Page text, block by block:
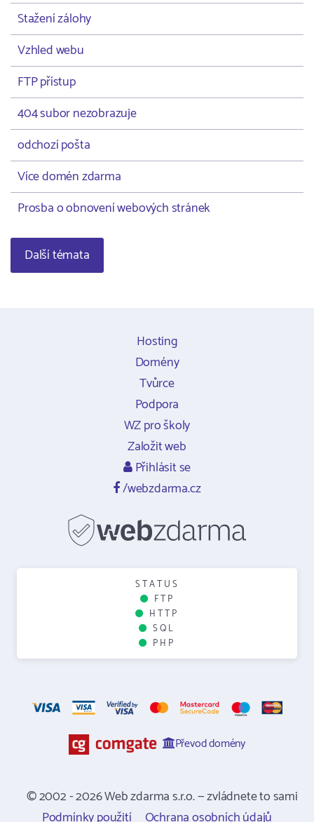
Stažení zálohy
Vzhled webu
FTP přístup
404 subor nezobrazuje
odchozí pošta
Více domén zdarma
Prosba o obnovení webových stránek
Další témata
Hosting
Domény
Tvůrce
Podpora
WZ pro školy
Založit web
Přihlásit se
/webzdarma.cz
STATUS
FTP
HTTP
SQL
PHP
Převod domény
© 2002 - 2026 Web zdarma s.r.o. — zvládnete to sami